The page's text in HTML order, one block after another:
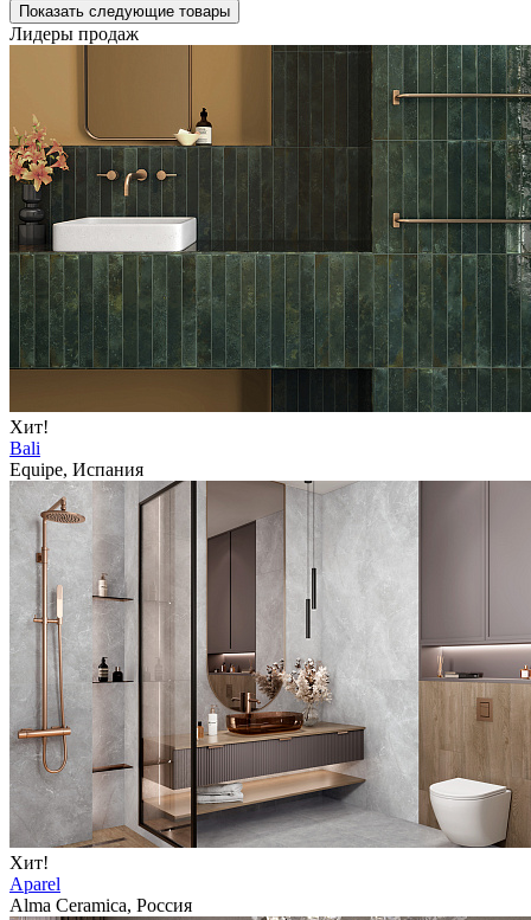
Показать следующие товары
Лидеры продаж
Хит!
Bali
Equipe, Испания
Хит!
Aparel
Alma Ceramica, Россия